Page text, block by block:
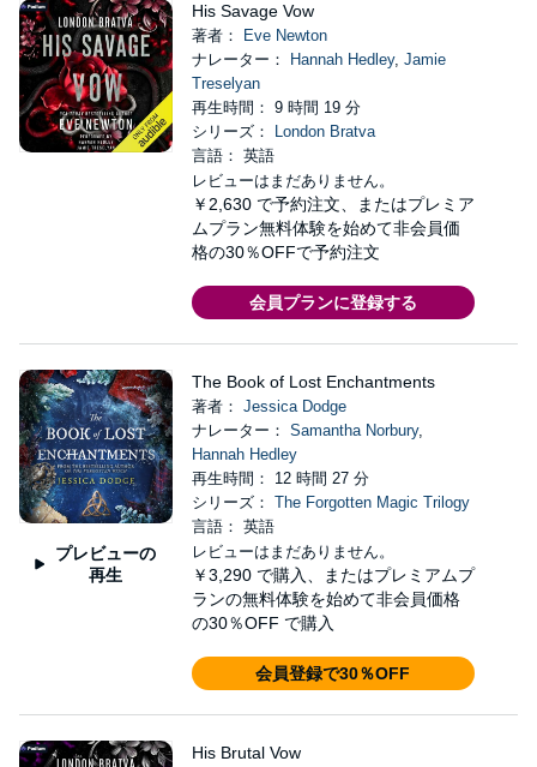
His Savage Vow
著者：
Eve Newton
ナレーター：
Hannah Hedley, Jamie
Treselyan
再生時間： 9 時間 19 分
シリーズ：
London Bratva
言語： 英語
レビューはまだありません。
￥2,630 で予約注文、またはプレミア
ムプラン無料体験を始めて非会員価
格の30％OFFで予約注文
会員プランに登録する
プレビューの
再生
The Book of Lost Enchantments
著者： Jessica Dodge
ナレーター： Samantha Norbury,
Hannah Hedley
再生時間： 12 時間 27 分
シリーズ： The Forgotten Magic Trilogy
言語： 英語
レビューはまだありません。
￥3,290 で購入、またはプレミアムプ
ランの無料体験を始めて非会員価格
の30％OFF で購入
会員登録で30％OFF
His Brutal Vow